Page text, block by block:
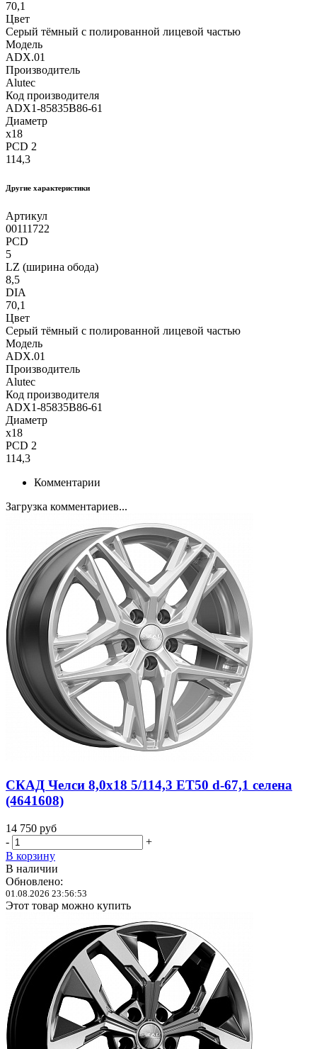
70,1
Цвет
Серый тёмный с полированной лицевой частью
Модель
ADX.01
Производитель
Alutec
Код производителя
ADX1-85835B86-61
Диаметр
x18
PCD 2
114,3
Другие xарактеристики
Артикул
00111722
PCD
5
LZ (ширина обода)
8,5
DIA
70,1
Цвет
Серый тёмный с полированной лицевой частью
Модель
ADX.01
Производитель
Alutec
Код производителя
ADX1-85835B86-61
Диаметр
x18
PCD 2
114,3
Комментарии
Загрузка комментариев...
СКАД Челси 8,0x18 5/114,3 ET50 d-67,1 селена
(4641608)
14 750 руб
-
+
В корзину
В наличии
Обновлено:
01.08.2026 23:56:53
Этот товар можно купить